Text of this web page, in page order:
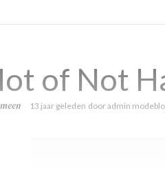
of Not
13 jaar geleden dooradmin